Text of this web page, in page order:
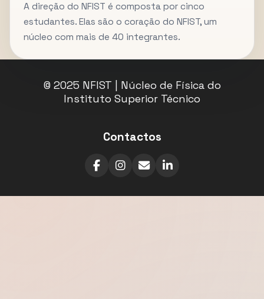
A direção do NFIST é composta por cinco
estudantes. Elas são o coração do NFIST, um
núcleo com mais de 40 integrantes.
© 2025 NFIST | Núcleo de Física do
Instituto Superior Técnico
Contactos